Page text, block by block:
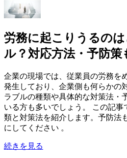
労務に起こりうるの
ル？対応方法・予防策
企業の現場では、従業員の労務を
発生しており、企業側も何らかの
ラブルの種類や具体的な対策法・
いる方も多いでしょう。 この記
類と対策法を紹介します。予防法
にしてください 。
続きを見る